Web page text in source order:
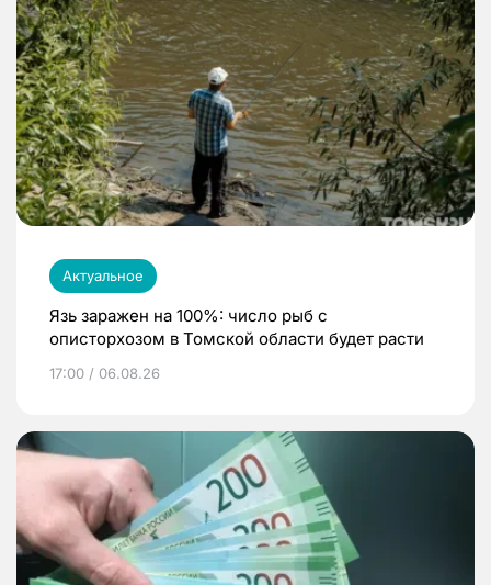
Актуальное
Язь заражен на 100%: число рыб с
описторхозом в Томской области будет расти
17:00 / 06.08.26